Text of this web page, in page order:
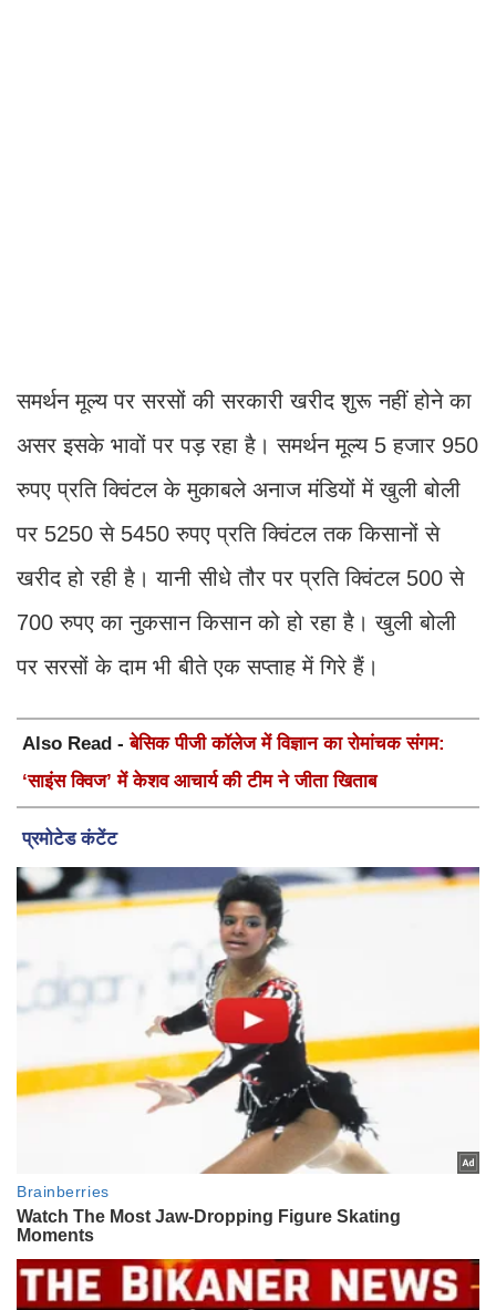
समर्थन मूल्य पर सरसों की सरकारी खरीद शुरू नहीं होने का
असर इसके भावों पर पड़ रहा है। समर्थन मूल्य 5 हजार 950
रुपए प्रति क्विंटल के मुकाबले अनाज मंडियों में खुली बोली
पर 5250 से 5450 रुपए प्रति क्विंटल तक किसानों से
खरीद हो रही है। यानी सीधे तौर पर प्रति क्विंटल 500 से
700 रुपए का नुकसान किसान को हो रहा है। खुली बोली
पर सरसों के दाम भी बीते एक सप्ताह में गिरे हैं।
Also Read -बेसिक पीजी कॉलेज में विज्ञान का रोमांचक संगम:
‘साइंस क्विज’ में केशव आचार्य की टीम ने जीता खिताब